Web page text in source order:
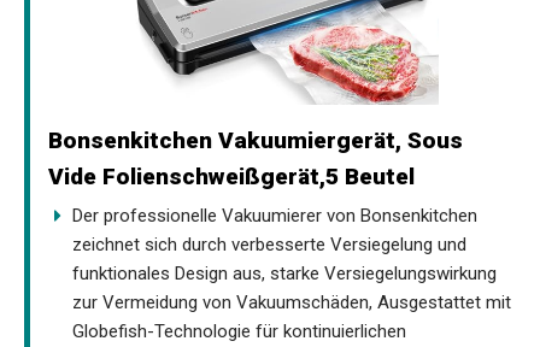
Bonsenkitchen Vakuumiergerät, Sous
Vide Folienschweißgerät,5 Beutel
Der professionelle Vakuumierer von Bonsenkitchen
zeichnet sich durch verbesserte Versiegelung und
funktionales Design aus, starke Versiegelungswirkung
zur Vermeidung von Vakuumschäden, Ausgestattet mit
Globefish-Technologie für kontinuierlichen